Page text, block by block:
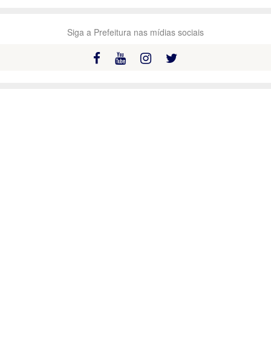
Siga a Prefeitura nas mídias sociais